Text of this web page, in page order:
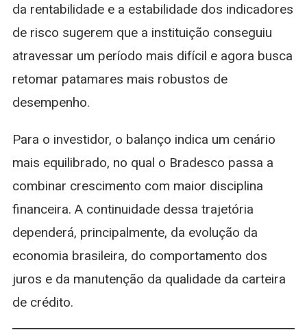
da rentabilidade e a estabilidade dos indicadores
de risco sugerem que a instituição conseguiu
atravessar um período mais difícil e agora busca
retomar patamares mais robustos de
desempenho.
Para o investidor, o balanço indica um cenário
mais equilibrado, no qual o Bradesco passa a
combinar crescimento com maior disciplina
financeira. A continuidade dessa trajetória
dependerá, principalmente, da evolução da
economia brasileira, do comportamento dos
juros e da manutenção da qualidade da carteira
de crédito.